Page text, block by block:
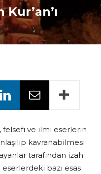
felsefi ve ilmi eserlerin
kavranabilmesi
tarafından izah
bazı esas